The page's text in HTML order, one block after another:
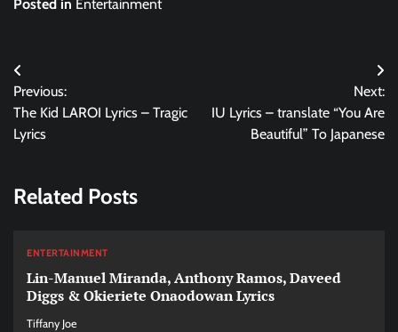
Posted in Entertainment
Post
navigation
Previous:
The Kid LAROI Lyrics – Tragic
Lyrics
Next:
IU Lyrics – translate “You Are
Beautiful” To Japanese
Related Posts
ENTERTAINMENT
Lin-Manuel Miranda, Anthony Ramos, Daveed
Diggs & Okieriete Onaodowan Lyrics
Tiffany Joe